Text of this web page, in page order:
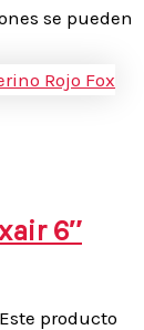
se pueden
6″
Este producto